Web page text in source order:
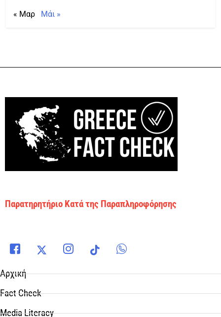
« Μαρ Μάι »
Παρατηρητήριο Κατά της Παραπληροφόρησης
Αρχική
Fact Check
Media Literacy